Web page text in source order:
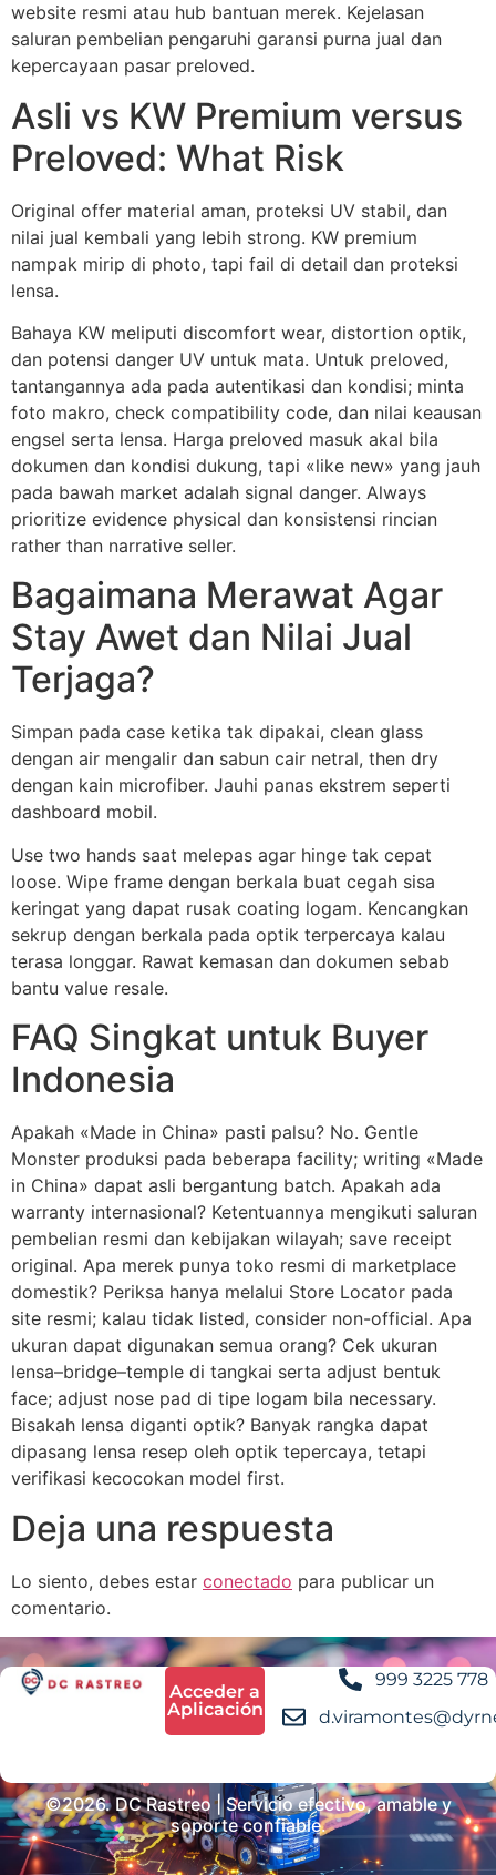
website resmi atau hub bantuan merek. Kejelasan
saluran pembelian pengaruhi garansi purna jual dan
kepercayaan pasar preloved.
Asli vs KW Premium versus
Preloved: What Risk
Original offer material aman, proteksi UV stabil, dan
nilai jual kembali yang lebih strong. KW premium
nampak mirip di photo, tapi fail di detail dan proteksi
lensa.
Bahaya KW meliputi discomfort wear, distortion optik,
dan potensi danger UV untuk mata. Untuk preloved,
tantangannya ada pada autentikasi dan kondisi; minta
foto makro, check compatibility code, dan nilai keausan
engsel serta lensa. Harga preloved masuk akal bila
dokumen dan kondisi dukung, tapi «like new» yang jauh
pada bawah market adalah signal danger. Always
prioritize evidence physical dan konsistensi rincian
rather than narrative seller.
Bagaimana Merawat Agar
Stay Awet dan Nilai Jual
Terjaga?
Simpan pada case ketika tak dipakai, clean glass
dengan air mengalir dan sabun cair netral, then dry
dengan kain microfiber. Jauhi panas ekstrem seperti
dashboard mobil.
Use two hands saat melepas agar hinge tak cepat
loose. Wipe frame dengan berkala buat cegah sisa
keringat yang dapat rusak coating logam. Kencangkan
sekrup dengan berkala pada optik terpercaya kalau
terasa longgar. Rawat kemasan dan dokumen sebab
bantu value resale.
FAQ Singkat untuk Buyer
Indonesia
Apakah «Made in China» pasti palsu? No. Gentle
Monster produksi pada beberapa facility; writing «Made
in China» dapat asli bergantung batch. Apakah ada
warranty internasional? Ketentuannya mengikuti saluran
pembelian resmi dan kebijakan wilayah; save receipt
original. Apa merek punya toko resmi di marketplace
domestik? Periksa hanya melalui Store Locator pada
site resmi; kalau tidak listed, consider non-official. Apa
ukuran dapat digunakan semua orang? Cek ukuran
lensa–bridge–temple di tangkai serta adjust bentuk
face; adjust nose pad di tipe logam bila necessary.
Bisakah lensa diganti optik? Banyak rangka dapat
dipasang lensa resep oleh optik tepercaya, tetapi
verifikasi kecocokan model first.
Deja una respuesta
Lo siento, debes estar conectado para publicar un
comentario.
Acceder a
Aplicación
999 3225 778
©2026. DC Rastreo | Servicio efectivo, amable y
soporte confiable.